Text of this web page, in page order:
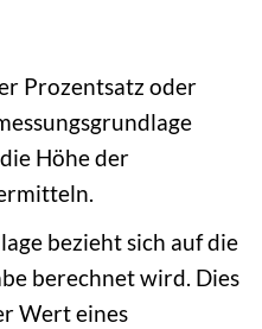
Prozentsatz oder
Höhe der
bezieht sich auf die
berechnet wird. Dies
Wert eines